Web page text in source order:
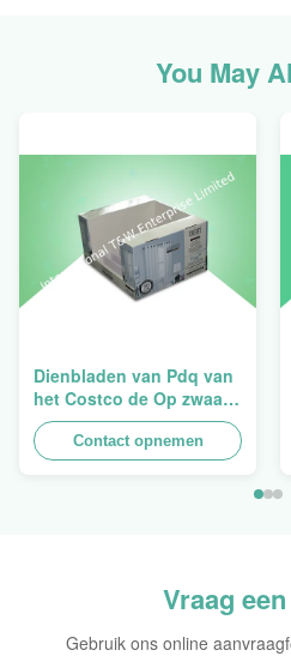
You May
Dienbladen van Pdq van
het Costco de Op zwaar
werk berekende
Stapelbare Ontwerp aan
het Verkopen van
Contact opnemen
Vraag
Gebruik ons online